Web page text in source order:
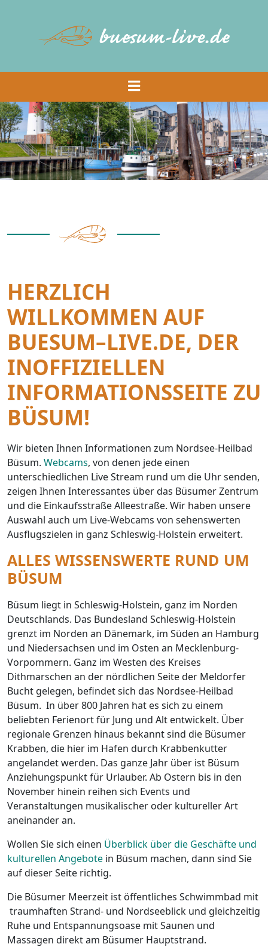
HERZLICH
WILLKOMMEN AUF
BUESUM–LIVE.DE, DER
INOFFIZIELLEN
INFORMATIONSSEITE ZU
BÜSUM!
Wir bieten Ihnen Informationen zum Nordsee-Heilbad
Büsum. Webcams, von denen jede einen
unterschiedlichen Live Stream rund um die Uhr senden,
zeigen Ihnen Interessantes über das Büsumer Zentrum
und die Einkaufsstraße Alleestraße. Wir haben unsere
Auswahl auch um Live-Webcams von sehenswerten
Ausflugszielen in ganz Schleswig-Holstein erweitert.
ALLES WISSENSWERTE RUND UM
BÜSUM
Büsum liegt in Schleswig-Holstein, ganz im Norden
Deutschlands. Das Bundesland Schleswig-Holstein
grenzt im Norden an Dänemark, im Süden an Hamburg
und Niedersachsen und im Osten an Mecklenburg-
Vorpommern. Ganz im Westen des Kreises
Dithmarschen an der nördlichen Seite der Meldorfer
Bucht gelegen, befindet sich das Nordsee-Heilbad
Büsum. In über 800 Jahren hat es sich zu einem
beliebten Ferienort für Jung und Alt entwickelt. Über
regionale Grenzen hinaus bekannt sind die Büsumer
Krabben, die hier im Hafen durch Krabbenkutter
angelandet werden. Das ganze Jahr über ist Büsum
Anziehungspunkt für Urlauber. Ab Ostern bis in den
November hinein reihen sich Events und
Veranstaltungen musikalischer oder kultureller Art
aneinander an.
Wollen Sie sich einen Überblick über die Geschäfte und
kulturellen Angebote in Büsum machen, dann sind Sie
auf dieser Seite richtig.
Die Büsumer Meerzeit ist öffentliches Schwimmbad mit
traumhaften Strand- und Nordseeblick und gleichzeitig
Ruhe und Entspannungsoase mit Saunen und
Massagen direkt am Büsumer Hauptstrand.